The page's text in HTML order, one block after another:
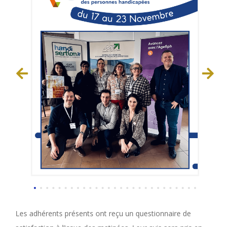
Les adhérents présents ont reçu un questionnaire de